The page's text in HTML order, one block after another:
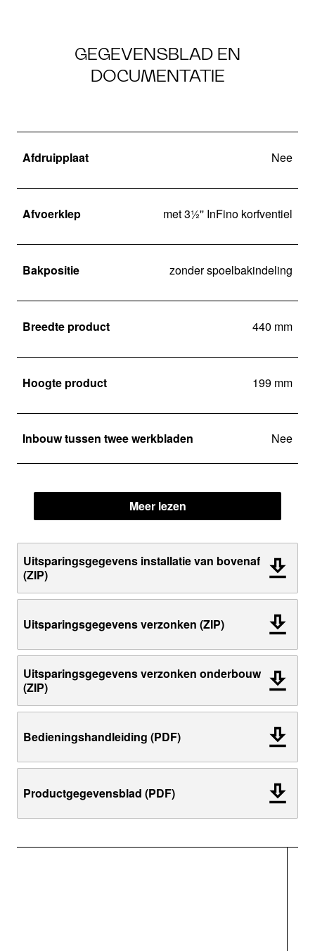
GEGEVENSBLAD EN
DOCUMENTATIE
Afdruipplaat Nee
Afvoerklep met 3½'' InFino korfventiel
Bakpositie zonder spoelbakindeling
Breedte product 440 mm
Hoogte product 199 mm
Inbouw tussen twee werkbladen Nee
Meer lezen
Uitsparingsgegevens installatie van bovenaf
(ZIP)
Uitsparingsgegevens verzonken (ZIP)
Uitsparingsgegevens verzonken onderbouw
(ZIP)
Bedieningshandleiding (PDF)
Productgegevensblad (PDF)